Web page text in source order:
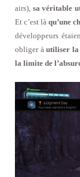
airs), sa véritable
Et c’est làqu’une
développeurs
obliger à utiliser la
la limite de